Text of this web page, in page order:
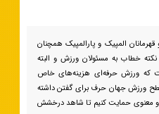
المپیک و پارالمپیک همچنان
نکته خطاب به مسئولان ورزش و البته
که ورزش حرفه‌ای هزینه‌های خاص
ورزش جهان حرف برای گفتن داشته
و معنوی حمایت کنیم تا شاهد درخشش